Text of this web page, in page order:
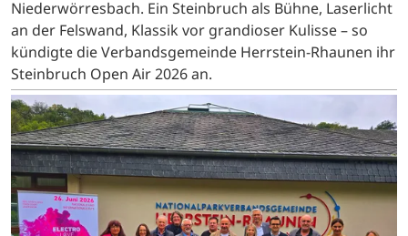
Niederwörresbach. Ein Steinbruch als Bühne, Laserlicht
an der Felswand, Klassik vor grandioser Kulisse – so
kündigte die Verbandsgemeinde Herrstein-Rhaunen ihr
Steinbruch Open Air 2026 an.